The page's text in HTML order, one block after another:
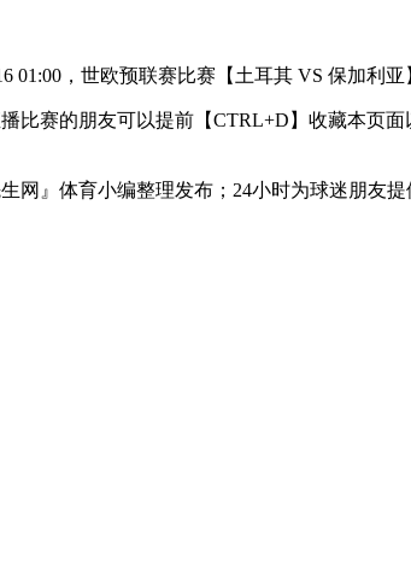
01:00，世欧预联赛比赛【土耳其 VS 保加利亚
比赛的朋友可以提前【CTRL+D】收藏本页
网』体育小编整理发布；24小时为球迷朋友